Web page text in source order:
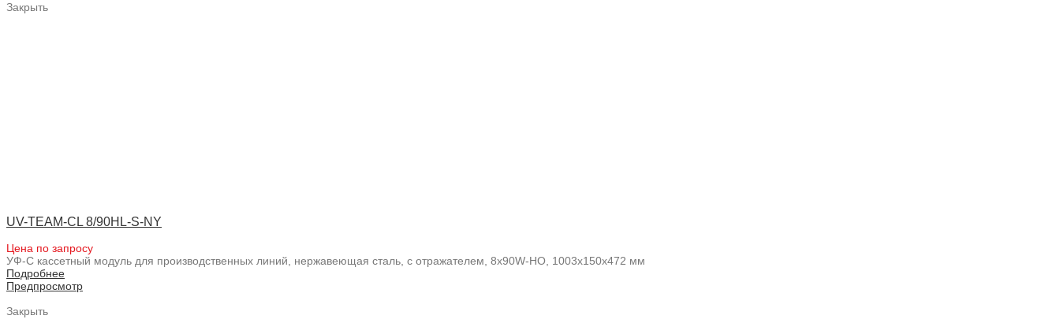
Закрыть
UV-TEAM-CL 8/90HL-S-NY
Цена по запросу
УФ-С кассетный модуль для производственных линий, нержавеющая сталь, с отражателем, 8x90W-HO, 1003x150x472 мм
Подробнее
Предпросмотр
Закрыть